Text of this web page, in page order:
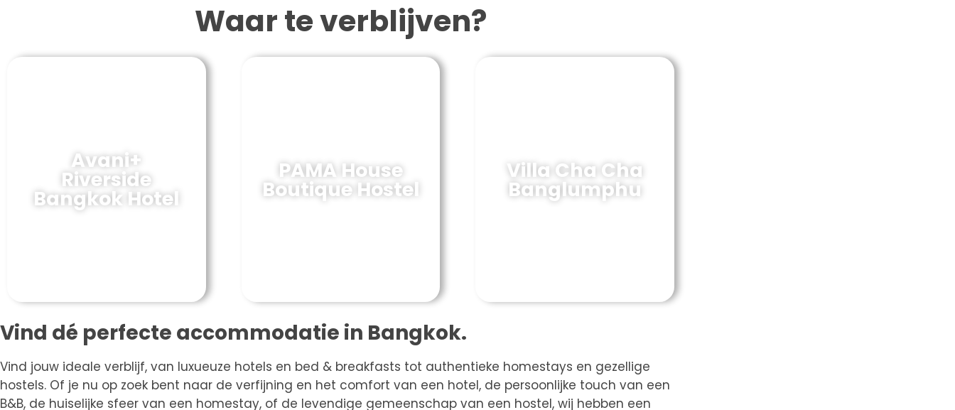
Waar te verblijven?
Avani+
Riverside
Bangkok Hotel
PAMA House
Boutique Hostel
Villa Cha Cha
Banglumphu
Vind dé perfecte accommodatie in Bangkok.
Vind jouw ideale verblijf, van luxueuze hotels en bed & breakfasts tot authentieke homestays en gezellige
hostels. Of je nu op zoek bent naar de verfijning en het comfort van een hotel, de persoonlijke touch van een
B&B, de huiselijke sfeer van een homestay, of de levendige gemeenschap van een hostel, wij hebben een